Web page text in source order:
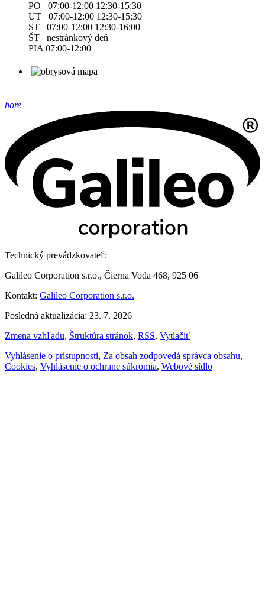
PO 07:00-12:00 12:30-15:30
UT 07:00-12:00 12:30-15:30
ST 07:00-12:00 12:30-16:00
ŠT nestránkový deň
PIA 07:00-12:00
hore
Technický prevádzkovateľ:
Galileo Corporation s.r.o., Čierna Voda 468, 925 06
Kontakt: Galileo Corporation s.r.o.
Posledná aktualizácia: 23. 7. 2026
Zmena vzhľadu, Štruktúra stránok, RSS, Vytlačiť
Vyhlásenie o prístupnosti, Za obsah zodpovedá správca obsahu,
Cookies, Vyhlásenie o ochrane súkromia, Webové sídlo